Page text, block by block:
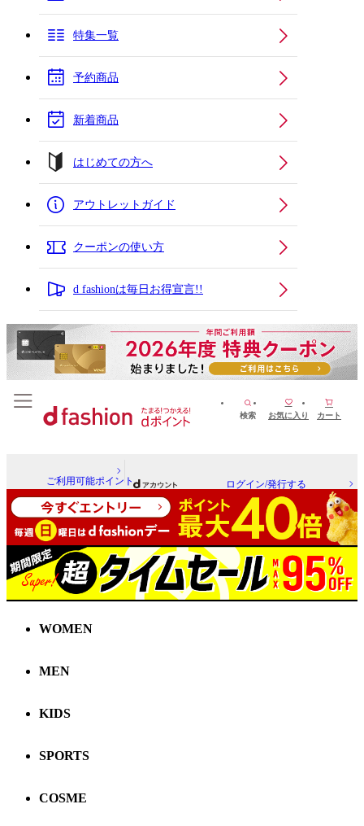
特集一覧
予約商品
新着商品
はじめての方へ
アウトレットガイド
クーポンの使い方
d fashionは毎日お得宣言!!
検索 お気に入り カート
ご利用可能ポイント ログイン/発行する
WOMEN
MEN
KIDS
SPORTS
COSME